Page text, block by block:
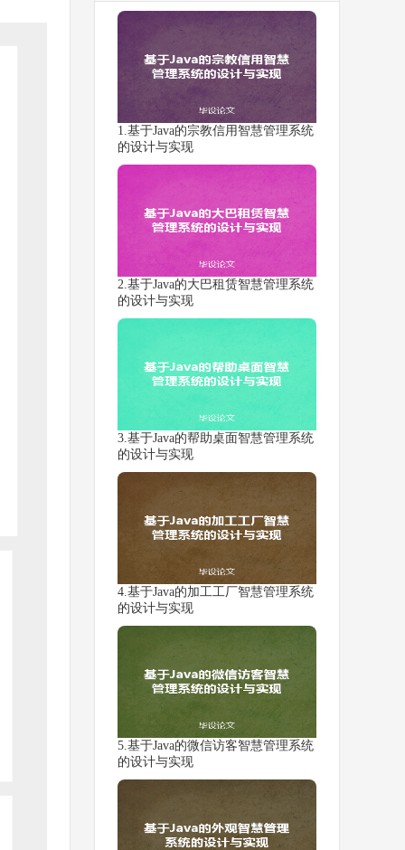
1.基于Java的宗教信用智慧管理系统
的设计与实现
2.基于Java的大巴租赁智慧管理系统
的设计与实现
3.基于Java的帮助桌面智慧管理系统
的设计与实现
4.基于Java的加工工厂智慧管理系统
的设计与实现
5.基于Java的微信访客智慧管理系统
的设计与实现